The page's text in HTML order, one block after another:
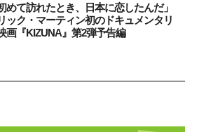
めて訪れたとき、日本に恋したんだ」
ック・マーティン初のドキュメンタリ
画『KIZUNA』第2弾予告編